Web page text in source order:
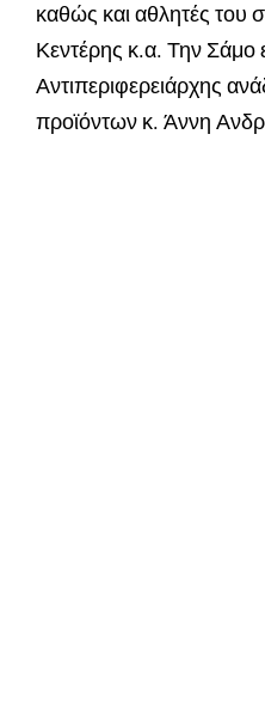
καθώς και αθλητές του
Κεντέρης κ.α. Την
Αντιπεριφερειάρχης
προϊόντων κ. Άννη